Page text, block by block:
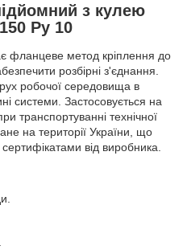
з кулею
Ру 10
фланцеве метод кріплення до
розбірні з'єднання.
робочої середовища в
системи. Застосовується на
транспортуванні технічної
на території України, що
від виробника.